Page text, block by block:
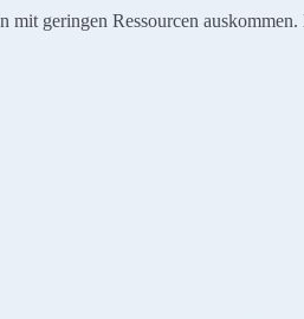
geringen Ressourcen auskommen.